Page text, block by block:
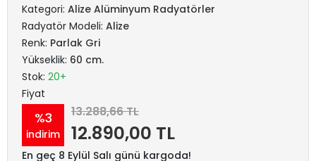
Kategori: Alize Alüminyum Radyatörler
Radyatör Modeli: Alize
Renk: Parlak Gri
Yükseklik: 60 cm.
Stok: 20+
Fiyat
%3
indirim
13.288,66 TL
12.890,00 TL
En geç 8 Eylül Salı günü kargoda!